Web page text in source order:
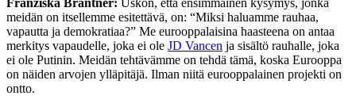
meidän on itsellemme esitettävä, on: “Miksi haluamme rauhaa,
vapautta ja demokratiaa?” Me eurooppalaisina haasteena on antaa
merkitys vapaudelle, joka ei ole JD Vancen ja sisältö rauhalle, joka
ei ole Putinin. Meidän tehtävämme on tehdä tämä, koska Eurooppa
on näiden arvojen ylläpitäjä. Ilman niitä eurooppalainen projekti on
ontto.